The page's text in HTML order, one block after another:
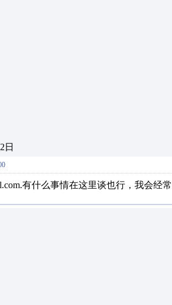
日
有什么事情在这里谈也行，我会